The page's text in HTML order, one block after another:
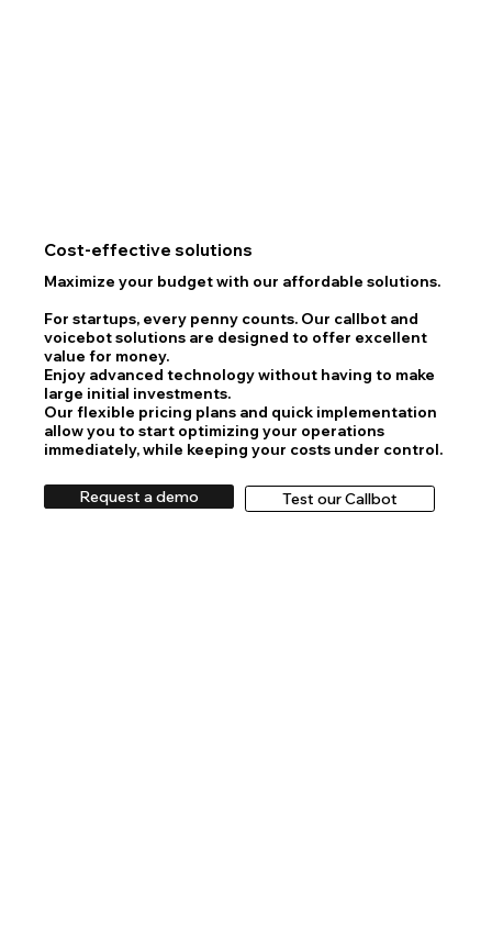
Cost-effective solutions
Maximize your budget with our affordable solutions.
For startups, every penny counts. Our callbot and
voicebot solutions are designed to offer excellent
value for money.
Enjoy advanced technology without having to make
large initial investments.
Our flexible pricing plans and quick implementation
allow you to start optimizing your operations
immediately, while keeping your costs under control.
Request a demo Test our Callbot